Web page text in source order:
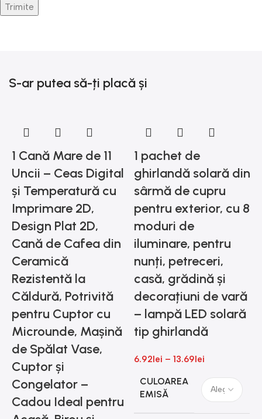
S-ar putea să-ți placă și
1 Cană Mare de 11
Uncii – Ceas Digital
și Temperatură cu
Imprimare 2D,
Design Plat 2D,
Cană de Cafea din
Ceramică
Rezistentă la
Căldură, Potrivită
pentru Cuptor cu
Microunde, Mașină
de Spălat Vase,
Cuptor și
Congelator –
Cadou Ideal pentru
1 pachet de
ghirlandă solară din
sârmă de cupru
pentru exterior, cu 8
moduri de
iluminare, pentru
nunți, petreceri,
casă, grădină și
decorațiuni de vară
– lampă LED solară
tip ghirlandă
6.92lei – 13.69lei
CULOAREA
EMISĂ